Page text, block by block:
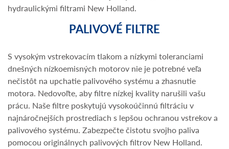
hydraulickými filtrami New Holland.
PALIVOVÉ FILTRE
S vysokým vstrekovacím tlakom a nízkymi toleranciami
dnešných nízkoemisných motorov nie je potrebné veľa
nečistôt na upchatie palivového systému a zhasnutie
motora. Nedovoľte, aby filtre nízkej kvality narušili vašu
prácu. Naše filtre poskytujú vysokoúčinnú filtráciu v
najnáročnejších prostrediach s lepšou ochranou vstrekov a
palivového systému. Zabezpečte čistotu svojho paliva
pomocou originálnych palivových filtrov New Holland.